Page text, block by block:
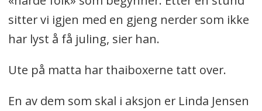
sitter vi igjen med en gjeng nerder som ikke
har lyst å få juling, sier han.
Ute på matta har thaiboxerne tatt over.
En av dem som skal i aksjon er Linda Jensen